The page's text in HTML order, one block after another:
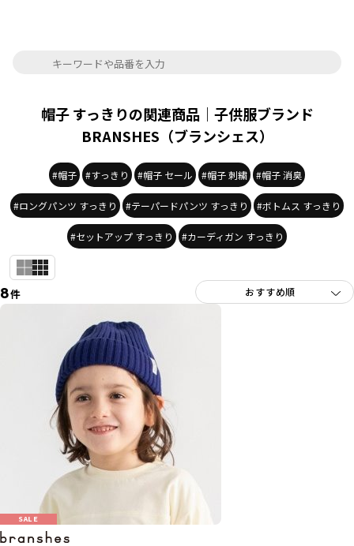
帽子 すっきりの関連商品｜子供服ブランド
BRANSHES（ブランシェス）
#帽子 #すっきり #帽子 セール #帽子 刺繍 #帽子 消臭
#ロングパンツ すっきり #テーパードパンツ すっきり #ボトムス すっきり
#セットアップ すっきり #カーディガン すっきり
8件
SALE